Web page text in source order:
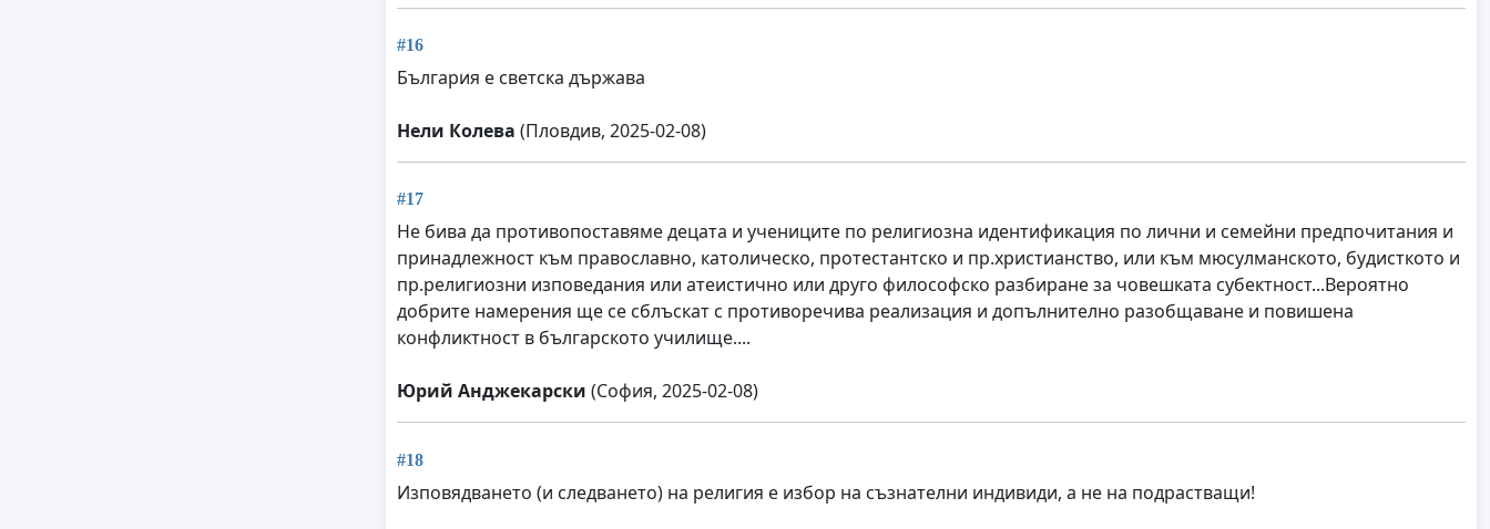
#16
България е светска държава
Нели Колева (Пловдив, 2025-02-08)
#17
Не бива да противопоставяме децата и учениците по религиозна идентификация по лични и семейни предпочитания и
принадлежност към православно, католическо, протестантско и пр.христианство, или към мюсулманското, будисткото и
пр.религиозни изповедания или атеистично или друго философско разбиране за човешката субектност...Вероятно
добрите намерения ще се сблъскат с противоречива реализация и допълнително разобщаване и повишена
конфликтност в българското училище....
Юрий Анджекарски (София, 2025-02-08)
#18
Изповядването (и следването) на религия е избор на съзнателни индивиди, а не на подрастващи!